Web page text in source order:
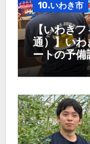
10.いわき市
【いわき
通）】いわ
ートの予備